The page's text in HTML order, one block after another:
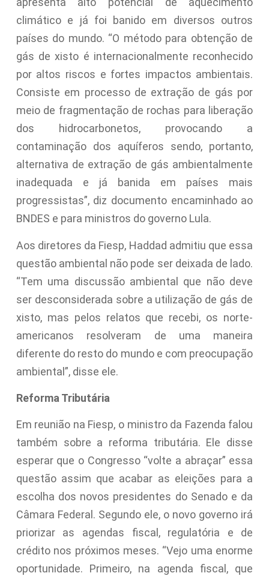
climático e já foi banido em diversos outros
países do mundo. “O método para obtenção de
gás de xisto é internacionalmente reconhecido
por altos riscos e fortes impactos ambientais.
Consiste em processo de extração de gás por
meio de fragmentação de rochas para liberação
dos hidrocarbonetos, provocando a
contaminação dos aquíferos sendo, portanto,
alternativa de extração de gás ambientalmente
inadequada e já banida em países mais
progressistas”, diz documento encaminhado ao
BNDES e para ministros do governo Lula.
Aos diretores da Fiesp, Haddad admitiu que essa
questão ambiental não pode ser deixada de lado.
“Tem uma discussão ambiental que não deve
ser desconsiderada sobre a utilização de gás de
xisto, mas pelos relatos que recebi, os norte-
americanos resolveram de uma maneira
diferente do resto do mundo e com preocupação
ambiental”, disse ele.
Reforma Tributária
Em reunião na Fiesp, o ministro da Fazenda falou
também sobre a reforma tributária. Ele disse
esperar que o Congresso “volte a abraçar” essa
questão assim que acabar as eleições para a
escolha dos novos presidentes do Senado e da
Câmara Federal. Segundo ele, o novo governo irá
priorizar as agendas fiscal, regulatória e de
crédito nos próximos meses. “Vejo uma enorme
oportunidade. Primeiro, na agenda fiscal, que